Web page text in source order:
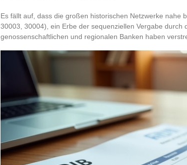
Es fällt auf, dass die großen historischen Netzwerke nahe
30003, 30004), ein Erbe der sequenziellen Vergabe durch
genossenschaftlichen und regionalen Banken haben